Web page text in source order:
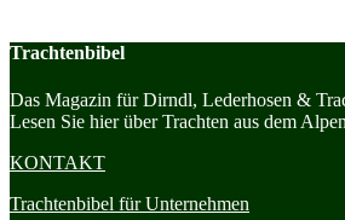
Trachtenbibel
Das Magazin für Dirndl, Lederhosen &
Lesen Sie hier über Trachten aus dem
KONTAKT
Trachtenbibel für Unternehmen